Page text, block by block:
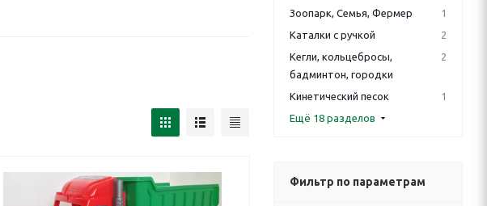
Зоопарк, Семья, Фермер
1
Каталки с ручкой
2
Кегли, кольцебросы,
бадминтон, городки
2
Кинетический песок
1
Ещё 18 разделов
Фильтр по параметрам